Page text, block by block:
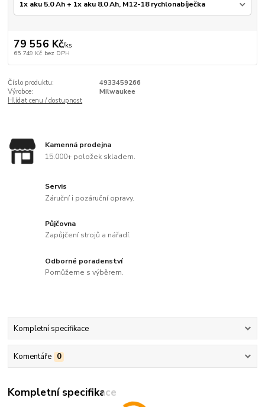
79 556 Kč/ks
65 749 Kč bez DPH
Číslo produktu:
4933459266
Výrobce:
Milwaukee
Hlídat cenu / dostupnost
Kamenná prodejna
15.000+ položek skladem.
Servis
Záruční i pozáruční opravy.
Půjčovna
Zapůjčení strojů a nářadí.
Odborné poradenství
Pomůžeme s výběrem.
Kompletní specifikace
Komentáře 0
Kompletní specifikace